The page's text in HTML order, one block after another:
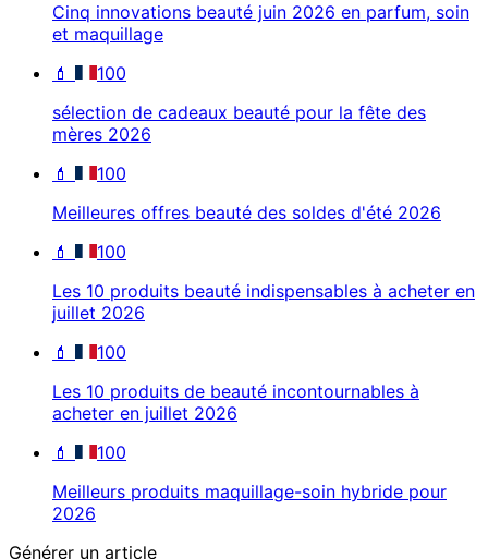
Cinq innovations beauté juin 2026 en parfum, soin
et maquillage
💄
100
sélection de cadeaux beauté pour la fête des
mères 2026
💄
100
Meilleures offres beauté des soldes d'été 2026
💄
100
Les 10 produits beauté indispensables à acheter en
juillet 2026
💄
100
Les 10 produits de beauté incontournables à
acheter en juillet 2026
💄
100
Meilleurs produits maquillage-soin hybride pour
2026
Générer un article